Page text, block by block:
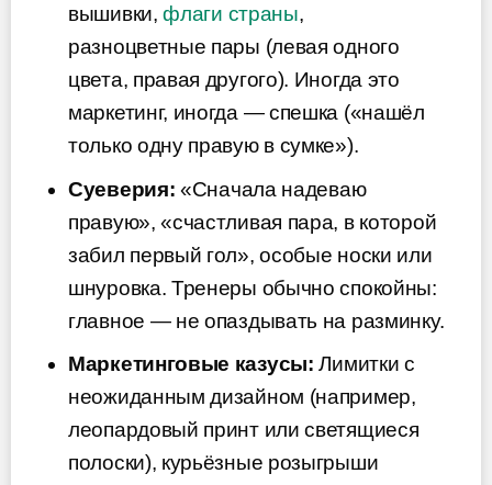
вышивки,флаги страны,
разноцветные пары (левая одного
цвета, правая другого). Иногда это
маркетинг, иногда — спешка («нашёл
только одну правую в сумке»).
Суеверия: «Сначала надеваю
правую», «счастливая пара, в которой
забил первый гол», особые носки или
шнуровка. Тренеры обычно спокойны:
главное — не опаздывать на разминку.
Маркетинговые казусы: Лимитки с
неожиданным дизайном (например,
леопардовый принт или светящиеся
полоски), курьёзные розыгрыши